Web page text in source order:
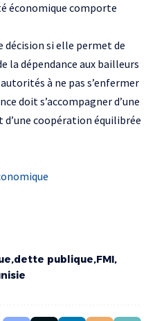
économique comporte
si elle permet de
la dépendance aux bailleurs
à ne pas s’enfermer
doit s’accompagner d’une
coopération équilibrée
dette publique FMI